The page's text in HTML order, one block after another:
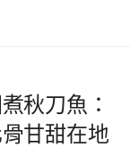
秋刀魚：
甘甜在地